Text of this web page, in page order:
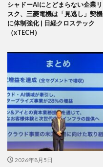
シャドーAIにとどまらない企業リ
スク、三菱電機は「見逃し」契機
に体制強化 | 日経クロステック
（xTECH）
2026年8月5日